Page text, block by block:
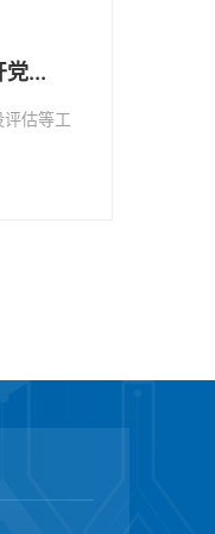
...
估等工